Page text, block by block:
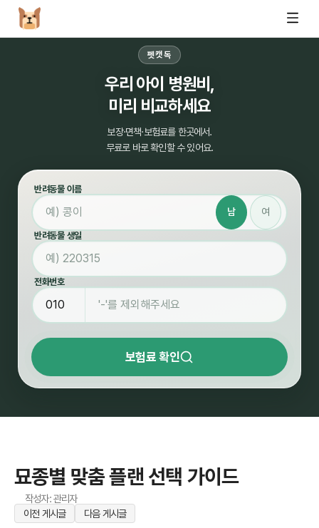
펫캣독
우리 아이 병원비,
미리 비교하세요
보장·면책·보험료를 한곳에서.
무료로 바로 확인할 수 있어요.
반려동물 이름
남 여
반려동물 생일
전화번호
보험료 확인
묘종별 맞춤 플랜 선택 가이드
작성자: 관리자
이전 게시글
다음 게시글